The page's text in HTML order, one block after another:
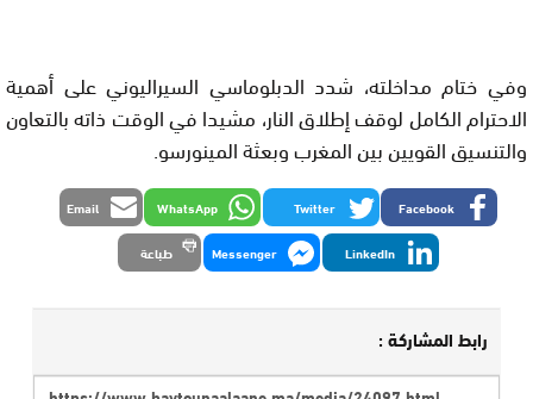
وفي ختام مداخلته، شدد الدبلوماسي السيراليوني على أهمية
الاحترام الكامل لوقف إطلاق النار، مشيدا في الوقت ذاته بالتعاون
والتنسيق القويين بين المغرب وبعثة المينورسو.
Facebook
Twitter
WhatsApp
Email
LinkedIn
Messenger طباعة
رابط المشاركة :